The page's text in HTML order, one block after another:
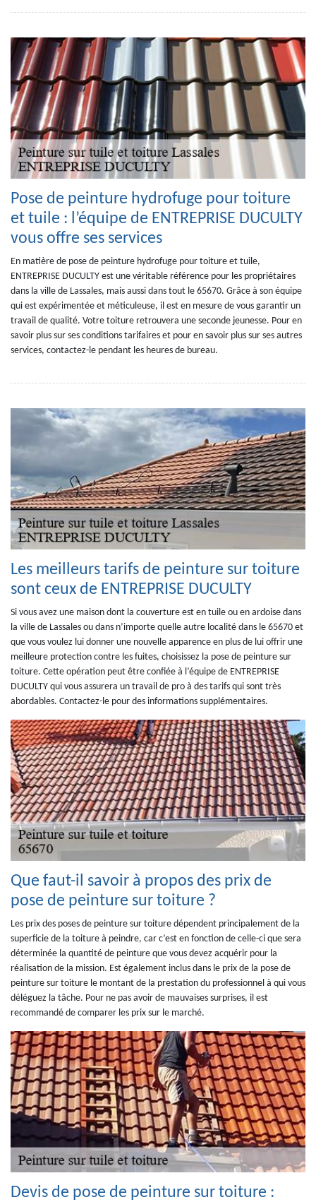
Pose de peinture hydrofuge pour toiture
et tuile : l’équipe de ENTREPRISE DUCULTY
vous offre ses services
En matière de pose de peinture hydrofuge pour toiture et tuile,
ENTREPRISE DUCULTY est une véritable référence pour les propriétaires
dans la ville de Lassales, mais aussi dans tout le 65670. Grâce à son équipe
qui est expérimentée et méticuleuse, il est en mesure de vous garantir un
travail de qualité. Votre toiture retrouvera une seconde jeunesse. Pour en
savoir plus sur ses conditions tarifaires et pour en savoir plus sur ses autres
services, contactez-le pendant les heures de bureau.
Les meilleurs tarifs de peinture sur toiture
sont ceux de ENTREPRISE DUCULTY
Si vous avez une maison dont la couverture est en tuile ou en ardoise dans
la ville de Lassales ou dans n’importe quelle autre localité dans le 65670 et
que vous voulez lui donner une nouvelle apparence en plus de lui offrir une
meilleure protection contre les fuites, choisissez la pose de peinture sur
toiture. Cette opération peut être confiée à l’équipe de ENTREPRISE
DUCULTY qui vous assurera un travail de pro à des tarifs qui sont très
abordables. Contactez-le pour des informations supplémentaires.
Que faut-il savoir à propos des prix de
pose de peinture sur toiture ?
Les prix des poses de peinture sur toiture dépendent principalement de la
superficie de la toiture à peindre, car c’est en fonction de celle-ci que sera
déterminée la quantité de peinture que vous devez acquérir pour la
réalisation de la mission. Est également inclus dans le prix de la pose de
peinture sur toiture le montant de la prestation du professionnel à qui vous
déléguez la tâche. Pour ne pas avoir de mauvaises surprises, il est
recommandé de comparer les prix sur le marché.
Devis de pose de peinture sur toiture :